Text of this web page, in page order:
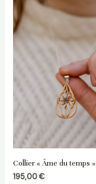
Collier « Âme du temps »
195,00€